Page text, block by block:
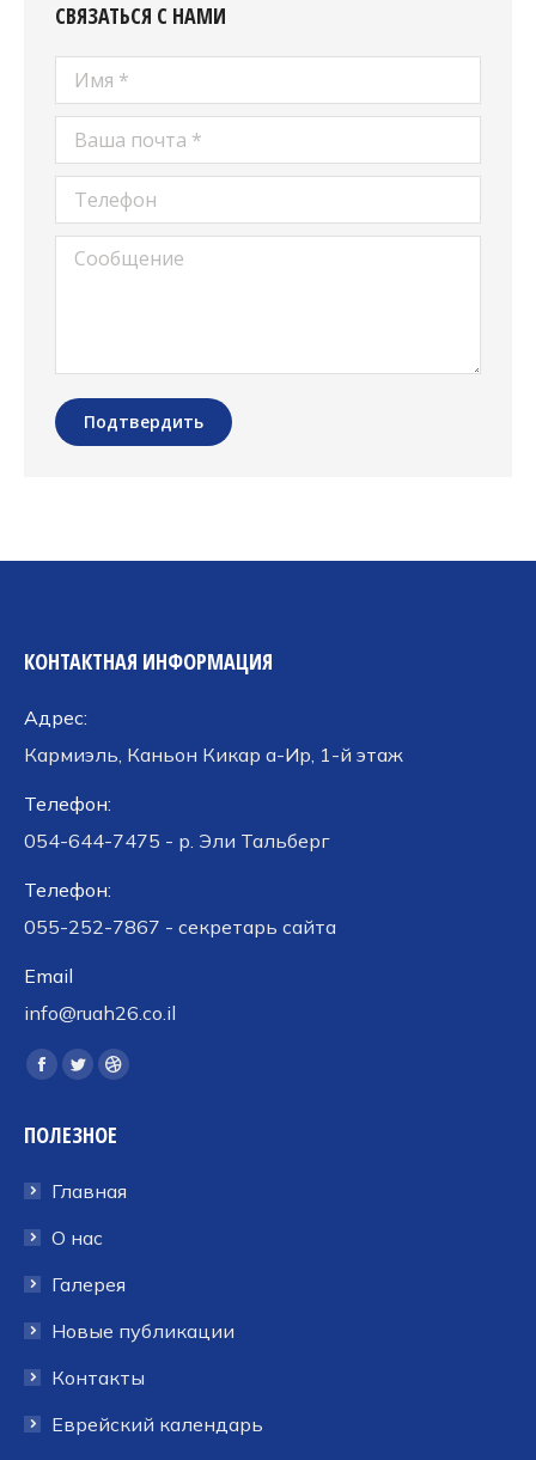
СВЯЗАТЬСЯ С НАМИ
Имя *
Ваша почта *
Телефон
Сообщение
Подтвердить
КОНТАКТНАЯ ИНФОРМАЦИЯ
Адрес:
Кармиэль, Каньон Кикар а-Ир, 1-й этаж
Телефон:
054-644-7475 - р. Эли Тальберг
Телефон:
055-252-7867 - секретарь сайта
Email
info@ruah26.co.il
Ищите нас:
Страница
открывается
новом
окне
Страница
открывается
новом
окне
Страница
открывается
новом
ПОЛЕЗНОЕ
Главная
О нас
Галерея
Новые публикации
Контакты
Еврейский календарь